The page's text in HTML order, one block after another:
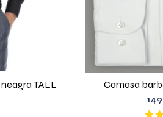
Camasa barbati inalti slim fit neagra TALL Camasa